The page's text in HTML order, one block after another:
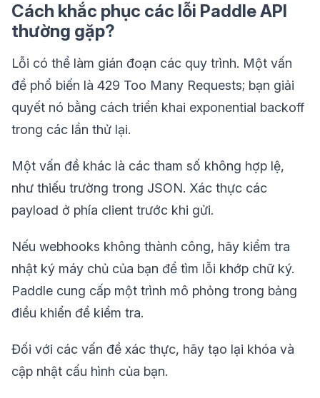
Cách khắc phục các lỗi Paddle API
thường gặp?
Lỗi có thể làm gián đoạn các quy trình. Một vấn
đề phổ biến là 429 Too Many Requests; bạn giải
quyết nó bằng cách triển khai exponential backoff
trong các lần thử lại.
Một vấn đề khác là các tham số không hợp lệ,
như thiếu trường trong JSON. Xác thực các
payload ở phía client trước khi gửi.
Nếu webhooks không thành công, hãy kiểm tra
nhật ký máy chủ của bạn để tìm lỗi khớp chữ ký.
Paddle cung cấp một trình mô phỏng trong bảng
điều khiển để kiểm tra.
Đối với các vấn đề xác thực, hãy tạo lại khóa và
cập nhật cấu hình của bạn.